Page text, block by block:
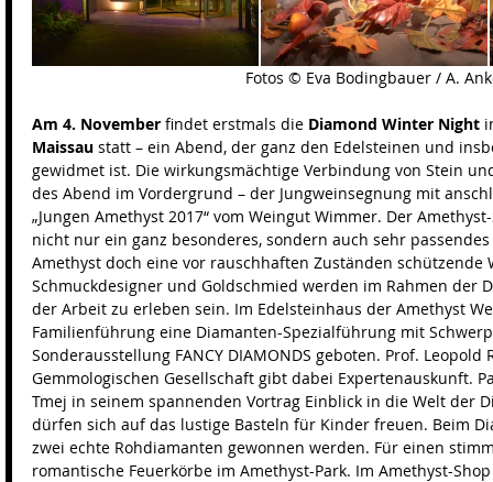
Fotos © Eva Bodingbauer / A.
Am 4. November findet erstmals die Diamond Winter Night
Maissau statt – ein Abend, der ganz den Edelsteinen und
gewidmet ist. Die wirkungsmächtige Verbindung von Stein
des Abend im Vordergrund – der Jungweinsegnung mit
„Jungen Amethyst 2017“ vom Weingut Wimmer. Der
nicht nur ein ganz besonderes, sondern auch sehr
Amethyst doch eine vor rauschhaften Zuständen schützende
Schmuckdesigner und Goldschmied werden im Rahmen der
der Arbeit zu erleben sein. Im Edelsteinhaus der Amethyst
Familienführung eine Diamanten-Spezialführung mit
Sonderausstellung FANCY DIAMONDS geboten. Prof.
Gemmologischen Gesellschaft gibt dabei Expertenauskunft.
Tmej in seinem spannenden Vortrag Einblick in die Welt der
dürfen sich auf das lustige Basteln für Kinder freuen. Beim
zwei echte Rohdiamanten gewonnen werden. Für einen
romantische Feuerkörbe im Amethyst-Park. Im Amethyst-